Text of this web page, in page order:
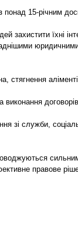
15-річним
захистити їхні
стягнення
зі служби,
правове